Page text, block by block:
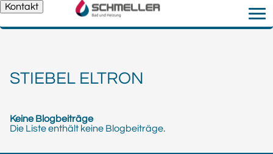
Kontakt
STIEBEL ELTRON
Keine Blogbeiträge
Die Liste enthält keine Blogbeiträge.